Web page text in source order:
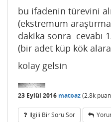
bu ifadenin türevini
(ekstremum
dakika sonra cevabı
(bir adet küp kök
kolay gelsin
23 Eylül 2016 matbaz(2.8k
Ilgili Bir Soru Sor